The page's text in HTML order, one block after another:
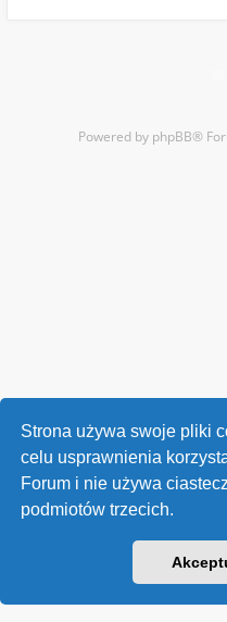
Strona używa swoje pliki
celu usprawnienia
Forum i nie używa
podmiotów trzecich.
Powered by phpBB®